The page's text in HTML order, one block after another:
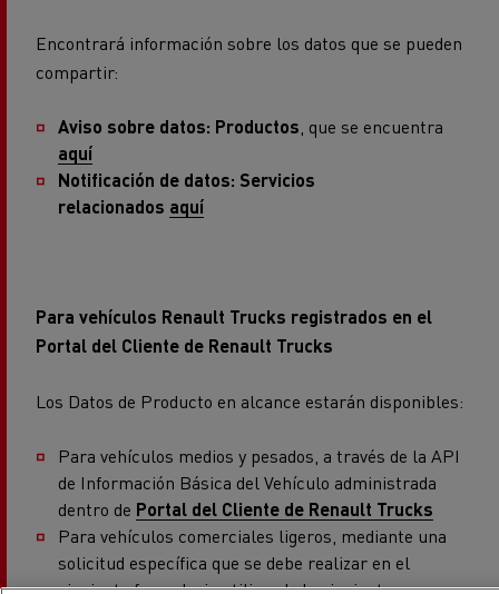
Encontrará información sobre los datos que se pueden
compartir:
Aviso sobre datos: Productos , que se encuentra
aquí
Notificación de datos: Servicios
relacionados aquí
Para vehículos Renault Trucks registrados en el
Portal del Cliente de Renault Trucks
Los Datos de Producto en alcance estarán disponibles:
Para vehículos medios y pesados, a través de la API
de Información Básica del Vehículo administrada
dentro de Portal del Cliente de Renault Trucks
Para vehículos comerciales ligeros, mediante una
solicitud específica que se debe realizar en el
siguiente formulario utilizando lo siguiente